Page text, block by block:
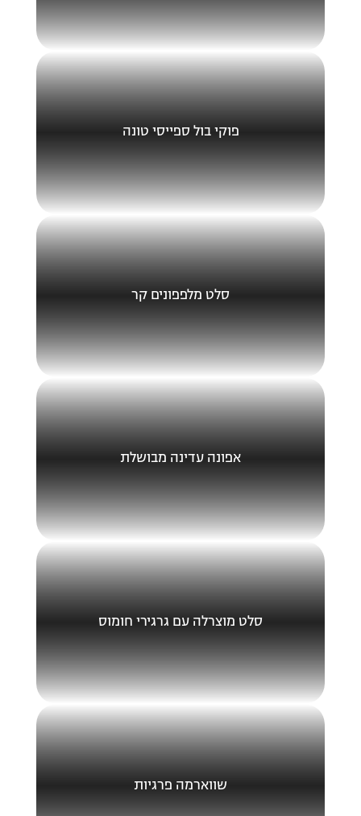
פוקי בול ספייסי טונה
סלט מלפפונים קר
אפונה עדינה מבושלת
סלט מוצרלה עם גרגירי חומוס
שווארמה פרגיות